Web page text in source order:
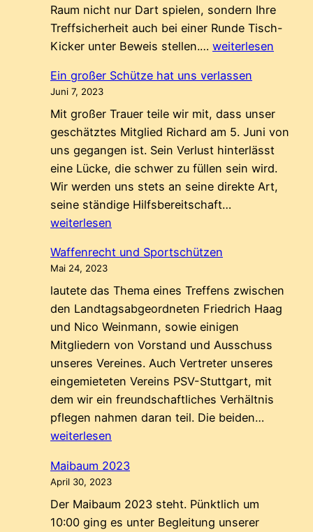
Raum nicht nur Dart spielen, sondern Ihre
Treffsicherheit auch bei einer Runde Tisch-
Kicker unter Beweis stellen.… Fußball-
im
weiterlesen
Ein großer Schütze hat uns verlassen
Juni 7, 2023
Mit großer Trauer teile wir mit, dass unser
geschätztes Mitglied Richard am 5. Juni von
uns gegangen ist. Sein Verlust hinterlässt
eine Lücke, die schwer zu füllen sein wird.
Wir werden uns stets an seine direkte Art,
seine ständige Hilfsbereitschaft…
verlassen
weiterlesen
Waffenrecht und Sportschützen
Mai 24, 2023
lautete das Thema eines Treffens zwischen
den Landtagsabgeordneten Friedrich Haag
und Nico Weinmann, sowie einigen
Mitgliedern von Vorstand und Ausschuss
unseres Vereines. Auch Vertreter unseres
eingemieteten Vereins PSV-Stuttgart, mit
dem wir ein freundschaftliches Verhältnis
pflegen nahmen daran teil. Die beiden…
weiterlesen
Maibaum 2023
April 30, 2023
Der Maibaum 2023 steht. Pünktlich um
10:00 ging es unter Begleitung unserer